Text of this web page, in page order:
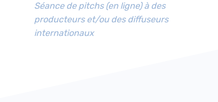
Séance de pitchs (en ligne) à des
producteurs et/ou des diffuseurs
internationaux